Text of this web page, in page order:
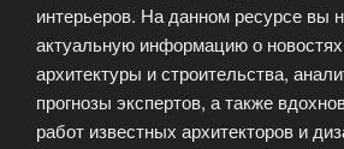
интерьеров. На данном ресурсе вы
актуальную информацию о
архитектуры и строительства,
прогнозы экспертов, а также
работ известных архитекторов и